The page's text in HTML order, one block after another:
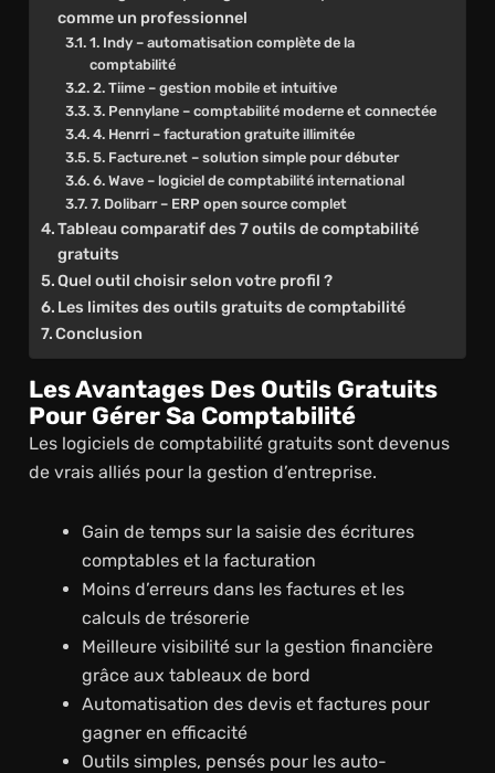
comme un professionnel
1. Indy – automatisation complète de la
comptabilité
2. Tiime – gestion mobile et intuitive
3. Pennylane – comptabilité moderne et connectée
4. Henrri – facturation gratuite illimitée
5. Facture.net – solution simple pour débuter
6. Wave – logiciel de comptabilité international
7. Dolibarr – ERP open source complet
Tableau comparatif des 7 outils de comptabilité
gratuits
Quel outil choisir selon votre profil ?
Les limites des outils gratuits de comptabilité
Conclusion
Les Avantages Des Outils Gratuits
Pour Gérer Sa Comptabilité
Les logiciels de comptabilité gratuits sont devenus
de vrais alliés pour la gestion d’entreprise.
Gain de temps sur la saisie des écritures
comptables et la facturation
Moins d’erreurs dans les factures et les
calculs de trésorerie
Meilleure visibilité sur la gestion financière
grâce aux tableaux de bord
Automatisation des devis et factures pour
gagner en efficacité
Outils simples, pensés pour les auto-